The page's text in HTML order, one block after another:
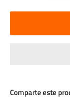
Comparte este